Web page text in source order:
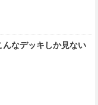
んなデッキしか見ない